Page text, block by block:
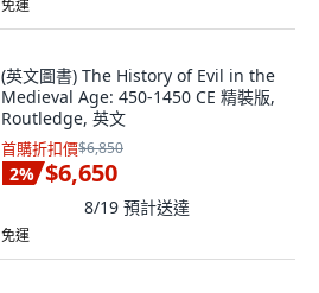
免運
(英文圖書) The History of Evil in the
Medieval Age: 450-1450 CE 精裝版,
Routledge, 英文
首購折扣價$6,850
2% $6,650
8/19 預計送達
免運